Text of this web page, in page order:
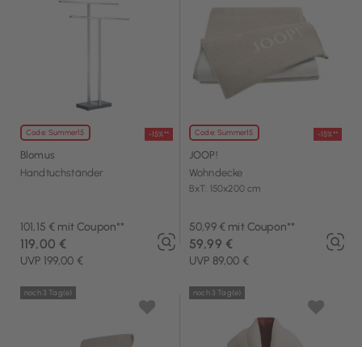
Code: Summer15 -15%**
Blomus
Handtuchständer
101,15 € mit Coupon**
UVP 199,00 €
119,00 €
Code: Summer15 -15%**
JOOP!
Wohndecke
BxT: 150x200 cm
50,99 € mit Coupon**
UVP 89,00 €
59,99 €
noch 3 Tag(e) noch 3 Tag(e)